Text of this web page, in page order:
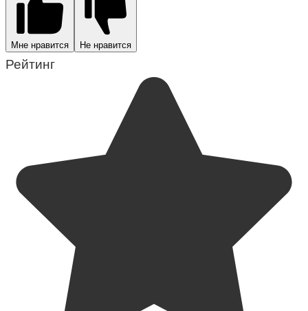
Мне нравится Не нравится
Рейтинг